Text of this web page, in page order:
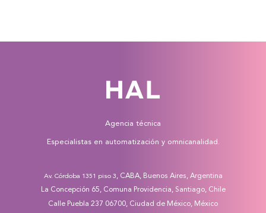
Agencia técnica
Especialistas en automatización y omnicanalidad.
Av. Córdoba 1351 piso 3, CABA, Buenos Aires, Argentina
La Concepción 65, Comuna Providencia, Santiago, Chile
Calle Puebla 237 06700, Ciudad de México, México